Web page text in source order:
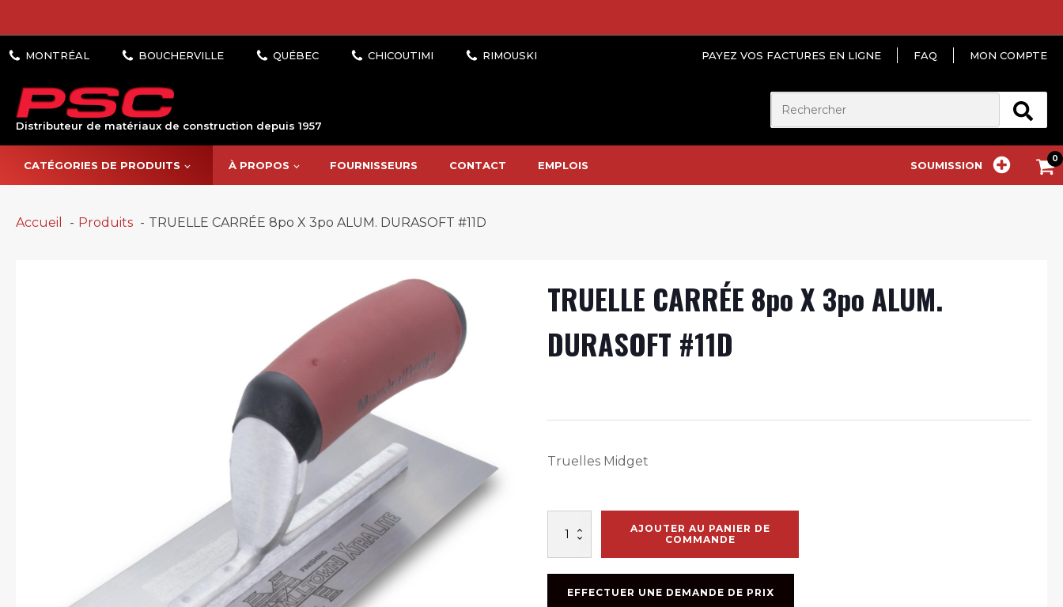
PAYEZ VOS FACTURES EN LIGNE FAQ MON COMPTE
Distributeur de matériaux de construction depuis 1957
CATÉGORIES DE PRODUITS À PROPOS FOURNISSEURS CONTACT EMPLOIS SOUMISSION
Accueil Produits TRUELLE CARRÉE 8po X 3po ALUM. DURASOFT #11D
TRUELLE CARRÉE 8po X 3po ALUM.
DURASOFT #11D
Truelles Midget
AJOUTER AU PANIER DE
COMMANDE
EFFECTUER UNE DEMANDE DE PRIX